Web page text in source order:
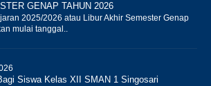
GENAP TAHUN 2026
2025/2026 atau Libur Akhir Semester Genap
mulai tanggal..
Siswa Kelas XII SMAN 1 Singosari